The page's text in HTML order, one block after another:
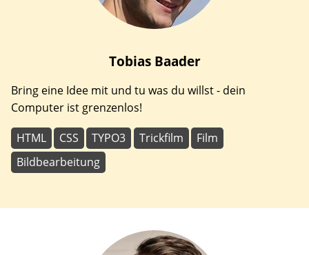
Tobias Baader
Bring eine Idee mit und tu was du willst - dein
Computer ist grenzenlos!
HTML CSS TYPO3 Trickfilm
Film
Bildbearbeitung